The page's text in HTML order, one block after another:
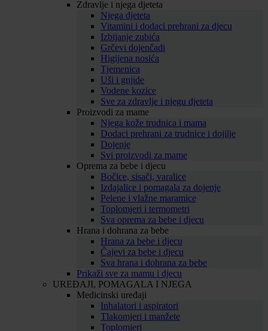
Zdravlje i njega djeteta
Njega djeteta
Vitamini i dodaci prehrani za djecu
Izbijanje zubića
Grčevi dojenčadi
Higijena nosića
Tjemenica
Uši i gnjide
Vodene kozice
Sve za zdravlje i njegu djeteta
Proizvodi za mame
Njega kože trudnica i mama
Dodaci prehrani za trudnice i dojilje
Dojenje
Svi proizvodi za mame
Oprema za bebe i djecu
Bočice, sisači, varalice
Izdajalice i pomagala za dojenje
Pelene i vlažne maramice
Toplomjeri i termometri
Sva oprema za bebe i djecu
Hrana i dohrana za bebe
Hrana za bebe i djecu
Čajevi za bebe i djecu
Sva hrana i dohrana za bebe
Prikaži sve za mamu i djecu
UREĐAJI, POMAGALA I NJEGA
Medicinski uređaji
Inhalatori i aspiratori
Tlakomjeri i manžete
Toplomjeri